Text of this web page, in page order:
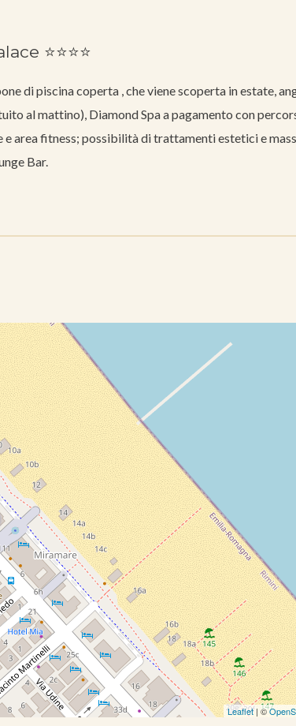
⭐⭐⭐⭐
di piscina coperta , che viene scoperta in estate,
al mattino), Diamond Spa a pagamento con
e area fitness; possibilità di trattamenti estetici e
Bar.
Leaflet| ©